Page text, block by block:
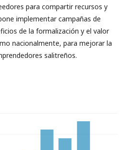
para compartir recursos y
implementar campañas de
de la formalización y el valor
nacionalmente, para mejorar la
salitreños.